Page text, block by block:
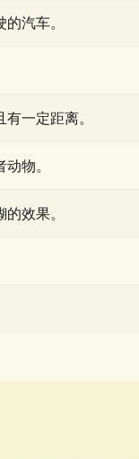
汽车。
一定距离。
物。
效果。